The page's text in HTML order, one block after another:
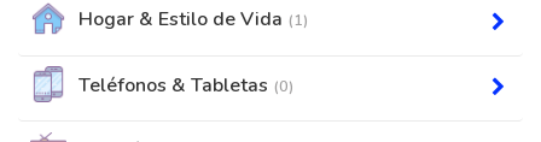
Hogar & Estilo de Vida (1)
Teléfonos & Tabletas (0)